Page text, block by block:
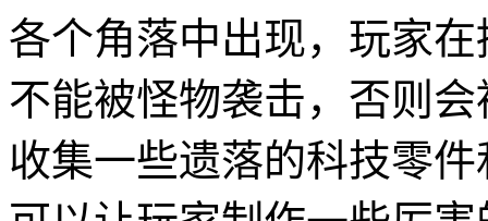
各个角落中出现，玩家
不能被怪物袭击，否则
收集一些遗落的科技零